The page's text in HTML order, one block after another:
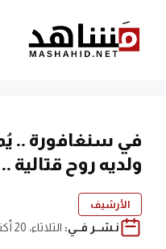
المحتوى
في سنغافورة ..
ولديه روح
الأرشيف
نـشــر فــي: الثلاثاء، 20 أكتوبر 2020 | 4:30 ص